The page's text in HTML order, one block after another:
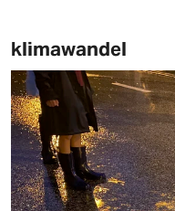
klimawandel